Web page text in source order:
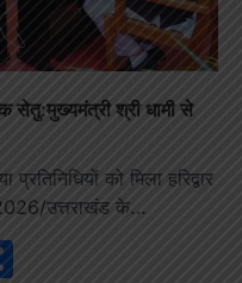
सेतु:मुख्यमंत्री श्री धामी से
को मिला हरिद्वार
उत्तराखंड के…